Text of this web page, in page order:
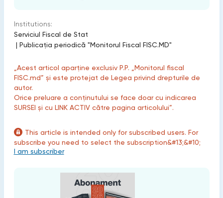
Institutions:
Serviciul Fiscal de Stat
| Publicaţia periodică "Monitorul Fiscal FISC.MD"
„Acest articol aparține exclusiv P.P. „Monitorul fiscal
FISC.md” și este protejat de Legea privind drepturile de
autor.
Orice preluare a conținutului se face doar cu indicarea
SURSEI și cu LINK ACTIV către pagina articolului”.
This article is intended only for subscribed users. For
subscribe you need to select the subscription&#13;&#10;
I am subscriber